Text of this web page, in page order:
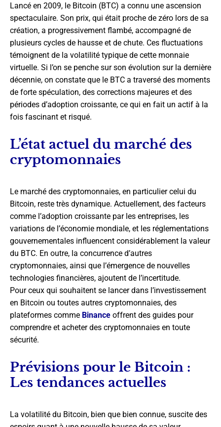
Lancé en 2009, le Bitcoin (BTC) a connu une ascension
spectaculaire. Son prix, qui était proche de zéro lors de sa
création, a progressivement flambé, accompagné de
plusieurs cycles de hausse et de chute. Ces fluctuations
témoignent de la volatilité typique de cette monnaie
virtuelle. Si l’on se penche sur son évolution sur la dernière
décennie, on constate que le BTC a traversé des moments
de forte spéculation, des corrections majeures et des
périodes d’adoption croissante, ce qui en fait un actif à la
fois fascinant et risqué.
L’état actuel du marché des
cryptomonnaies
Le marché des cryptomonnaies, en particulier celui du
Bitcoin, reste très dynamique. Actuellement, des facteurs
comme l’adoption croissante par les entreprises, les
variations de l’économie mondiale, et les réglementations
gouvernementales influencent considérablement la valeur
du BTC. En outre, la concurrence d’autres
cryptomonnaies, ainsi que l’émergence de nouvelles
technologies financières, ajoutent de l’incertitude.
Pour ceux qui souhaitent se lancer dans l’investissement
en Bitcoin ou toutes autres cryptomonnaies, des
plateformes comme Binance offrent des guides pour
comprendre et acheter des cryptomonnaies en toute
sécurité.
Prévisions pour le Bitcoin :
Les tendances actuelles
La volatilité du Bitcoin, bien que bien connue, suscite des